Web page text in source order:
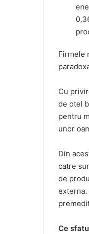
Firmele
Cu
de otel
pentru
unor
Din
catre
de
Ce